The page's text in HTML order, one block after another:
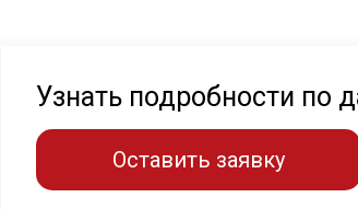
Узнать подробности по
Оставить заявку